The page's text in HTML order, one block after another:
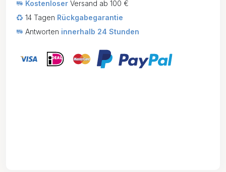
Kostenloser Versand ab 100 €
14 Tagen Rückgabegarantie
Antworten innerhalb 24 Stunden